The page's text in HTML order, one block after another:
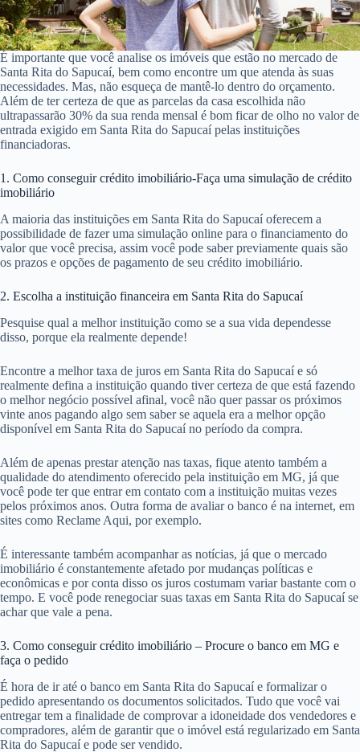
É importante que você analise os imóveis que estão no mercado de
Santa Rita do Sapucaí, bem como encontre um que atenda às suas
necessidades. Mas, não esqueça de mantê-lo dentro do orçamento.
Além de ter certeza de que as parcelas da casa escolhida não
ultrapassarão 30% da sua renda mensal é bom ficar de olho no valor de
entrada exigido em Santa Rita do Sapucaí pelas instituições
financiadoras.
1. Como conseguir crédito imobiliário-Faça uma simulação de crédito
imobiliário
A maioria das instituições em Santa Rita do Sapucaí oferecem a
possibilidade de fazer uma simulação online para o financiamento do
valor que você precisa, assim você pode saber previamente quais são
os prazos e opções de pagamento de seu crédito imobiliário.
2. Escolha a instituição financeira em Santa Rita do Sapucaí
Pesquise qual a melhor instituição como se a sua vida dependesse
disso, porque ela realmente depende!
Encontre a melhor taxa de juros em Santa Rita do Sapucaí e só
realmente defina a instituição quando tiver certeza de que está fazendo
o melhor negócio possível afinal, você não quer passar os próximos
vinte anos pagando algo sem saber se aquela era a melhor opção
disponível em Santa Rita do Sapucaí no período da compra.
Além de apenas prestar atenção nas taxas, fique atento também a
qualidade do atendimento oferecido pela instituição em MG, já que
você pode ter que entrar em contato com a instituição muitas vezes
pelos próximos anos. Outra forma de avaliar o banco é na internet, em
sites como Reclame Aqui, por exemplo.
É interessante também acompanhar as notícias, já que o mercado
imobiliário é constantemente afetado por mudanças políticas e
econômicas e por conta disso os juros costumam variar bastante com o
tempo. E você pode renegociar suas taxas em Santa Rita do Sapucaí se
achar que vale a pena.
3. Como conseguir crédito imobiliário – Procure o banco em MG e
faça o pedido
É hora de ir até o banco em Santa Rita do Sapucaí e formalizar o
pedido apresentando os documentos solicitados. Tudo que você vai
entregar tem a finalidade de comprovar a idoneidade dos vendedores e
compradores, além de garantir que o imóvel está regularizado em Santa
Rita do Sapucaí e pode ser vendido.